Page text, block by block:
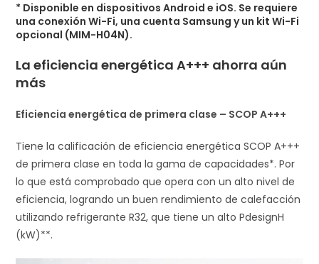
* Disponible en dispositivos Android e iOS. Se requiere
una conexión Wi-Fi, una cuenta Samsung y un kit Wi-Fi
opcional (MIM-H04N).
La eficiencia energética A+++ ahorra aún
más
Eficiencia energética de primera clase – SCOP A+++
Tiene la calificación de eficiencia energética SCOP A+++
de primera clase en toda la gama de capacidades*. Por
lo que está comprobado que opera con un alto nivel de
eficiencia, logrando un buen rendimiento de calefacción
utilizando refrigerante R32, que tiene un alto PdesignH
(kW)**.